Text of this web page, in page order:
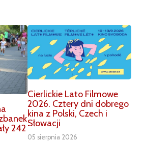
242
Cierlickie Lato Filmowe
2026. Cztery dni dobrego
kina z Polski, Czech i
Słowacji
05 sierpnia 2026